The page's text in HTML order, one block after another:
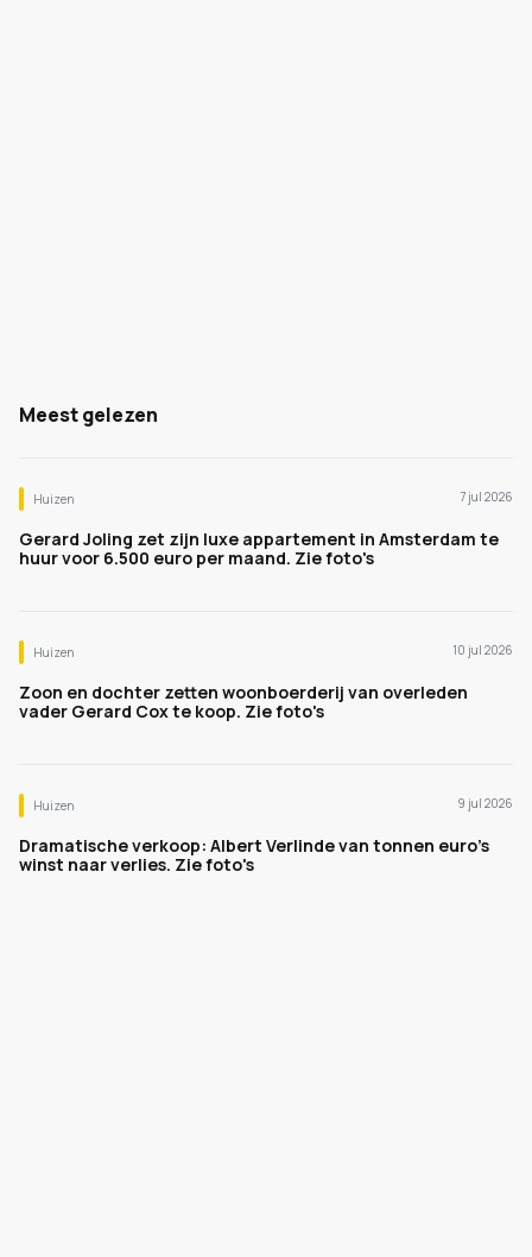
Meest gelezen
Huizen 7 jul 2026
Gerard Joling zet zijn luxe appartement in Amsterdam te
huur voor 6.500 euro per maand. Zie foto's
Huizen 10 jul 2026
Zoon en dochter zetten woonboerderij van overleden
vader Gerard Cox te koop. Zie foto's
Huizen 9 jul 2026
Dramatische verkoop: Albert Verlinde van tonnen euro's
winst naar verlies. Zie foto's